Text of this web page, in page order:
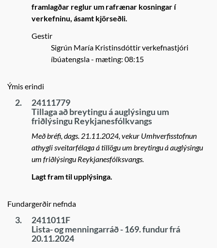
framlagðar reglur um rafrænar kosningar í
verkefninu, ásamt kjörseðli.
Gestir
Sigrún María Kristinsdóttir verkefnastjóri
íbúatengsla- mæting: 08:15
Ýmis erindi
2.
24111779
Tillaga að breytingu á auglýsingu um
friðlýsingu Reykjanesfólkvangs
Með bréfi, dags. 21.11.2024, vekur Umhverfisstofnun
athygli sveitarfélaga á tillögu um breytingu á auglýsingu
um friðlýsingu Reykjanesfólksvangs.
Lagt fram til upplýsinga.
Fundargerðir nefnda
3.
2411011F
Lista- og menningarráð - 169. fundur frá
20.11.2024